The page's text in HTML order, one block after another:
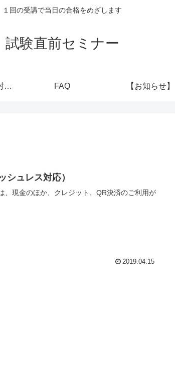
１回の受講で当日の合格をめざします
試験直前セミナー
運転免許予備校 西村堂公式 FAQ 【お知らせ】
シュレス対応）
、現金のほか、クレジット、QR決済のご利用が
2019.04.15